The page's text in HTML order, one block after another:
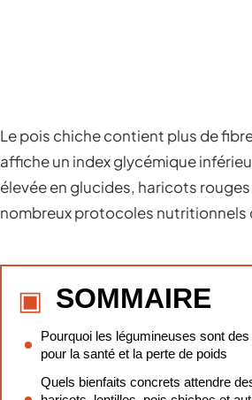
Le pois chiche contient plus de
affiche un index glycémique
élevée en glucides, haricots
nombreux protocoles nutritionnels
SOMMAIRE
Pourquoi les légumineuses sont des
pour la santé et la perte de poids
Quels bienfaits concrets attendre